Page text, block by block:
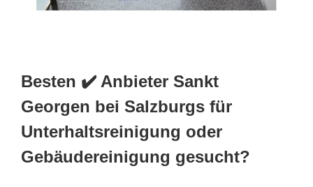
Besten ✔️ Anbieter Sankt
Georgen bei Salzburgs für
Unterhaltsreinigung oder
Gebäudereinigung gesucht?